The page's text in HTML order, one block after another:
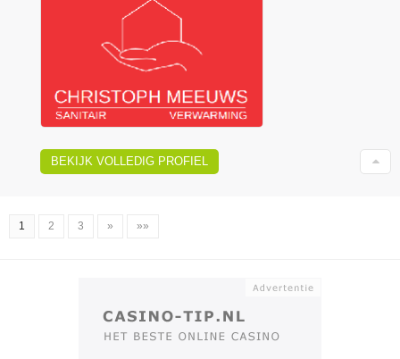
BEKIJK VOLLEDIG PROFIEL
1 2 3 » »»